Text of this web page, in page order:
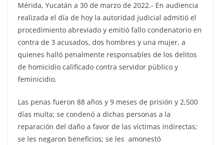
Mérida, Yucatán a 30 de marzo de 2022.- En audiencia
realizada el día de hoy la autoridad judicial admitió el
procedimiento abreviado y emitió fallo condenatorio en
contra de 3 acusados, dos hombres y una mujer, a
quienes halló penalmente responsables de los delitos
de homicidio calificado contra servidor público y
feminicidio.
Las penas fueron 88 años y 9 meses de prisión y 2,500
días multa; se condenó a dichas personas a la
reparación del daño a favor de las víctimas indirectas;
se les negaron beneficios; se les amonestó